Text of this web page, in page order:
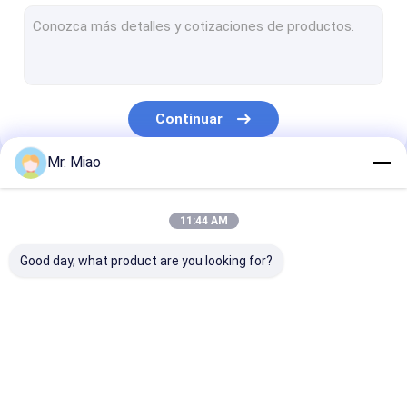
bobinas del tubo aletado
Cambiador de calor de la bobina de la aleta
Bobina del tubo de cobre
Continuar
Nuestras Categorías
Mr. Miao
11:44 AM
Good day, what product are you looking for?